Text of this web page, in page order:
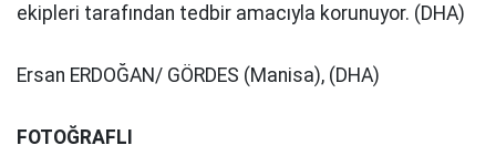
ekipleri tarafından tedbir amacıyla korunuyor. (DHA)
Ersan ERDOĞAN/ GÖRDES (Manisa), (DHA)
FOTOĞRAFLI